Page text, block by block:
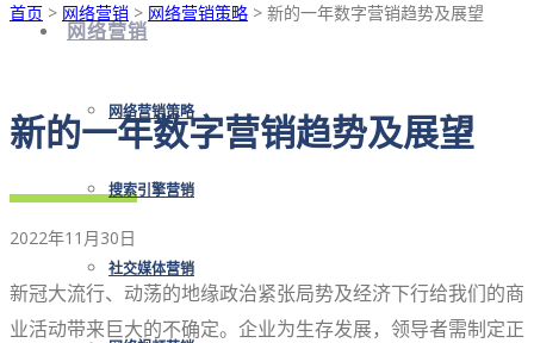
网络营销
网络营销策略
搜索引擎营销
社交媒体营销
首页 > 网络营销 > 网络营销策略 > 新的一年数字营销趋势及展望
新的一年数字营销趋势及展望
2022年11月30日
新冠大流行、动荡的地缘政治紧张局势及经济下行给我们的商
业活动带来巨大的不确定。企业为生存发展，领导者需制定正